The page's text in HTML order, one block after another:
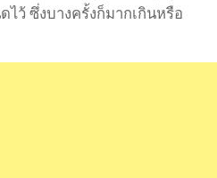
ว้ ซึ่งบางครั้งก็มากเกินหรือ